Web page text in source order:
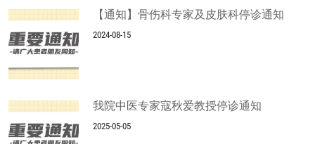
【通知】骨伤科专家及皮肤科停诊通知
2024-08-15
我院中医专家寇秋爱教授停诊通知
2025-05-05